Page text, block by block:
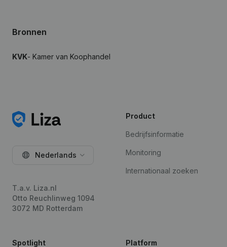
Bronnen
KVK- Kamer van Koophandel
Nederlands
T.a.v. Liza.nl
Otto Reuchlinweg 1094
3072 MD Rotterdam
Product
Bedrijfsinformatie
Monitoring
Internationaal zoeken
Spotlight Platform